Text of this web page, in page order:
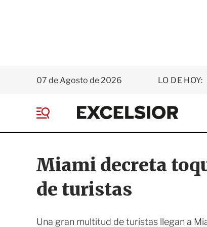
07 de Agosto de 2026 LO DE HOY:
E
x
e
i
o
e
Miami decreta
de turistas
Una gran multitud de turistas llegan a